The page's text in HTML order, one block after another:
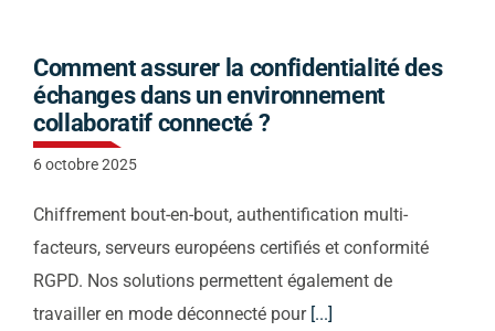
Comment assurer la confidentialité des
échanges dans un environnement
collaboratif connecté ?
6 octobre 2025
Chiffrement bout-en-bout, authentification multi-
facteurs, serveurs européens certifiés et conformité
RGPD. Nos solutions permettent également de
travailler en mode déconnecté pour [...]
Actualités
Télécharger notre